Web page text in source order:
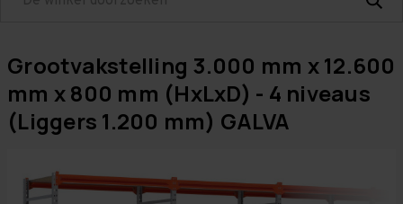
Grootvakstelling 3.000 mm x 12.600
mm x 800 mm (HxLxD) - 4 niveaus
(Liggers 1.200 mm) GALVA